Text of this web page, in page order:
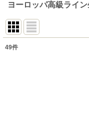
ヨーロッパ高級ライン
49件